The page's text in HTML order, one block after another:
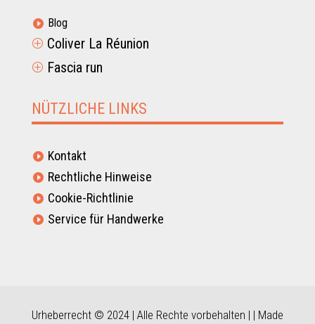
 Blog
P Coliver La Réunion
P Fascia run
NÜTZLICHE LINKS
 Kontakt
 Rechtliche Hinweise
 Cookie-Richtlinie
 Service für Handwerke
Urheberrecht © 2024 | Alle Rechte vorbehalten | | Made